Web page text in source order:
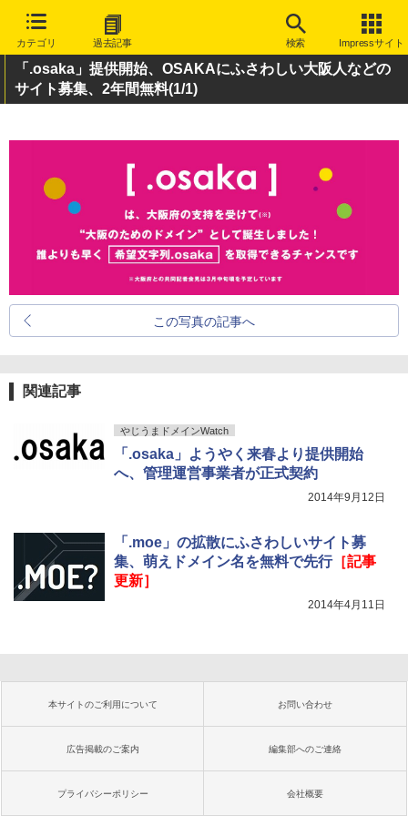
カテゴリ 過去記事 検索 Impressサイト
「.osaka」提供開始、OSAKAにふさわしい大阪人などの
サイト募集、2年間無料(1/1)
この写真の記事へ
関連記事
やじうまドメインWatch
「.osaka」ようやく来春より提供開始
へ、管理運営事業者が正式契約
2014年9月12日
「.moe」の拡散にふさわしいサイト募
集、萌えドメイン名を無料で先行［記事
更新］
2014年4月11日
本サイトのご利用について お問い合わせ
広告掲載のご案内 編集部へのご連絡
プライバシーポリシー 会社概要